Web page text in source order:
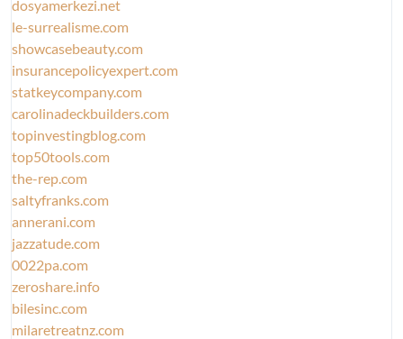
dosyamerkezi.net
le-surrealisme.com
showcasebeauty.com
insurancepolicyexpert.com
statkeycompany.com
carolinadeckbuilders.com
topinvestingblog.com
top50tools.com
the-rep.com
saltyfranks.com
annerani.com
jazzatude.com
0022pa.com
zeroshare.info
bilesinc.com
milaretreatnz.com